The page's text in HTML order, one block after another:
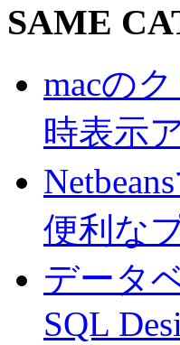
SAME
macの
時表示
便利な
データ
SQL